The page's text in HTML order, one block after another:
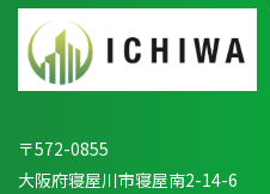
〒572-0855
大阪府寝屋川市寝屋南2-14-6